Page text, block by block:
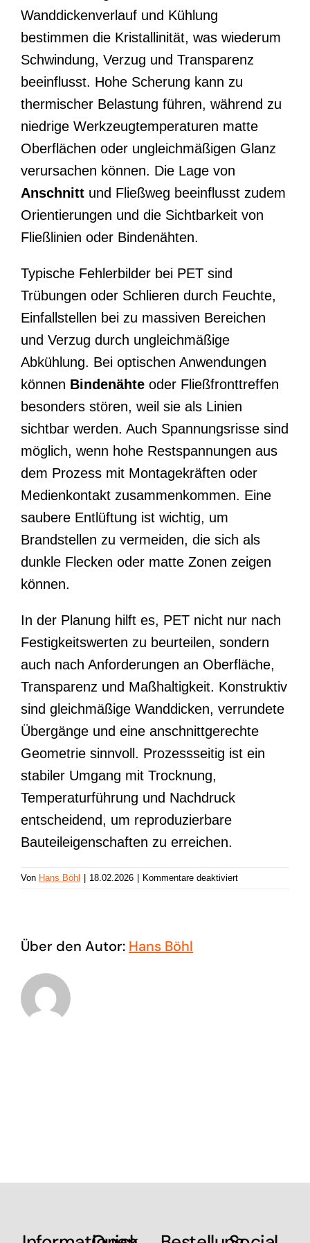
Wanddickenverlauf und Kühlung
bestimmen die Kristallinität, was wiederum
Schwindung, Verzug und Transparenz
beeinflusst. Hohe Scherung kann zu
thermischer Belastung führen, während zu
niedrige Werkzeugtemperaturen matte
Oberflächen oder ungleichmäßigen Glanz
verursachen können. Die Lage von
Anschnitt und Fließweg beeinflusst zudem
Orientierungen und die Sichtbarkeit von
Fließlinien oder Bindenähten.
Typische Fehlerbilder bei PET sind
Trübungen oder Schlieren durch Feuchte,
Einfallstellen bei zu massiven Bereichen
und Verzug durch ungleichmäßige
Abkühlung. Bei optischen Anwendungen
können Bindenähte oder Fließfronttreffen
besonders stören, weil sie als Linien
sichtbar werden. Auch Spannungsrisse sind
möglich, wenn hohe Restspannungen aus
dem Prozess mit Montagekräften oder
Medienkontakt zusammenkommen. Eine
saubere Entlüftung ist wichtig, um
Brandstellen zu vermeiden, die sich als
dunkle Flecken oder matte Zonen zeigen
können.
In der Planung hilft es, PET nicht nur nach
Festigkeitswerten zu beurteilen, sondern
auch nach Anforderungen an Oberfläche,
Transparenz und Maßhaltigkeit. Konstruktiv
sind gleichmäßige Wanddicken, verrundete
Übergänge und eine anschnittgerechte
Geometrie sinnvoll. Prozessseitig ist ein
stabiler Umgang mit Trocknung,
Temperaturführung und Nachdruck
entscheidend, um reproduzierbare
Bauteileigenschaften zu erreichen.
Von Hans Böhl 18.02.2026 Kommentare deaktiviertfür
Über den Autor: Hans Böhl